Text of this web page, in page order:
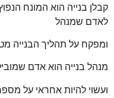
קבלן בנייה הוא המונח
לאדם שמנהל
ומפקח על תהליך הבנייה
מנהל בנייה הוא אדם
ועשוי להיות אחראי על